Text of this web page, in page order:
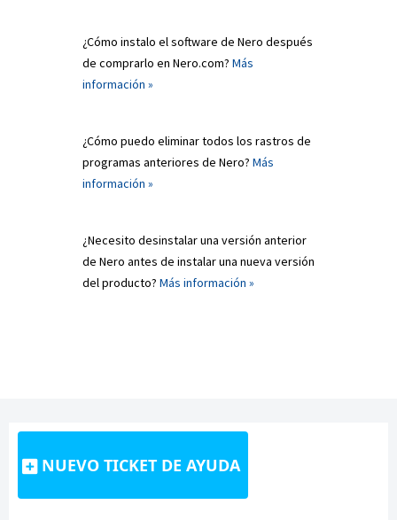
¿Cómo instalo el software de Nero después
de comprarlo en Nero.com? Más
información »
¿Cómo puedo eliminar todos los rastros de
programas anteriores de Nero? Más
información »
¿Necesito desinstalar una versión anterior
de Nero antes de instalar una nueva versión
del producto? Más información »
NUEVO TICKET DE AYUDA